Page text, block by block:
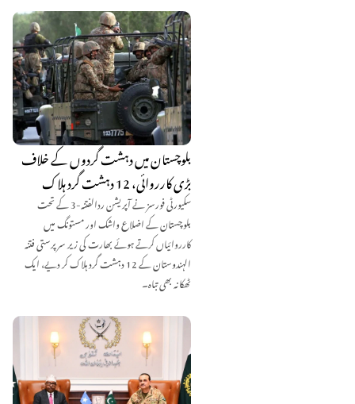
بلوچستان میں دہشت گردوں کے خلاف
بڑی کارروائی، 12 دہشت گرد ہلاک
سکیورٹی فورسز نے آپریشن ردالفتنہ-3 کے تحت
بلوچستان کے اضلاع واشک اور مستونگ میں
کارروائیاں کرتے ہوئے بھارت کی زیر سرپرستی فتنہ
الہندوستان کے 12 دہشت گرد ہلاک کر دیے، ایک
ٹھکانہ بھی تباہ۔